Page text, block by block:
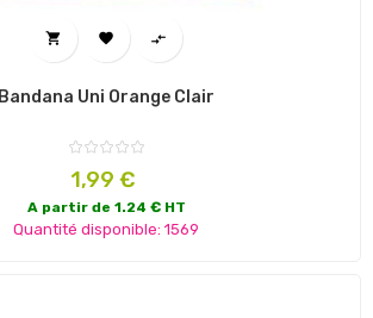
  
Bandana Uni Orange Clair
Prix
1,99 €
A partir de 1.24 € HT
Quantité disponible: 1569